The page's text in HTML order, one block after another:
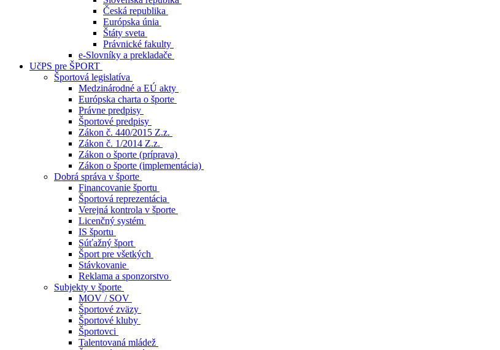
Česká republika
Európska únia
Štáty sveta
Právnické fakulty
e-Slovníky a prekladače
UčPS pre ŠPORT
Športová legislatíva
Medzinárodné a EÚ akty
Európska charta o športe
Právne predpisy
Športové predpisy
Zákon č. 440/2015 Z.z.
Zákon č. 1/2014 Z.z.
Zákon o športe (príprava)
Zákon o športe (implementácia)
Dobrá správa v športe
Financovanie športu
Športová reprezentácia
Verejná kontrola v športe
Licenčný systém
IS športu
Súťažný šport
Šport pre všetkých
Stávkovanie
Reklama a sponzorstvo
Subjekty v športe
MOV / SOV
Športové zväzy
Športové kluby
Športovci
Talentovaná mládež